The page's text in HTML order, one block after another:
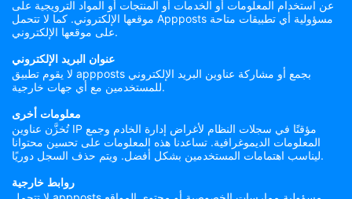
عن استخدام المعلومات أو الخدمات أو المنتجات أو المواد الترويجية على
موقعها الإلكتروني. كما لا تتحمل Appposts مسؤولية أي تطبيقات متاحة
على موقعها الإلكتروني.
عنوان البريد الإلكتروني
لا يقوم تطبيق appposts بجمع أو مشاركة عناوين البريد الإلكتروني
للمستخدمين مع أي جهات خارجية.
معلومات أخرى
تُخزَّن عناوين IP مؤقتًا في سجلات النظام لأغراض إدارة الخادم وجمع
المعلومات الديموغرافية. تساعدنا هذه المعلومات على تحسين محتوانا
ليناسب اهتمامات المستخدمين بشكل أفضل. ويتم حذف السجل دوريًا.
روابط خارجية